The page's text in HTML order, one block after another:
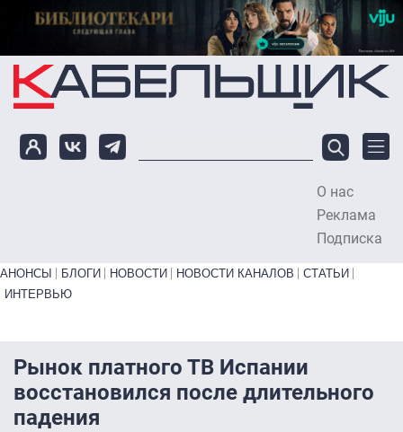
Перейти к основному содержанию
О нас
Реклама
Подписка
Primary links bottom
АНОНСЫ БЛОГИ НОВОСТИ НОВОСТИ КАНАЛОВ
СТАТЬИ
ИНТЕРВЬЮ
Рынок платного ТВ Испании
восстановился после длительного
падения